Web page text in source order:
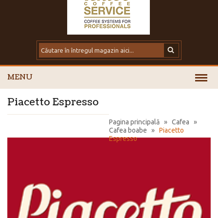
MENU
Pagina principală » Cafea
»
Cafea boabe
» Piacetto
Espresso
Piacetto Espresso